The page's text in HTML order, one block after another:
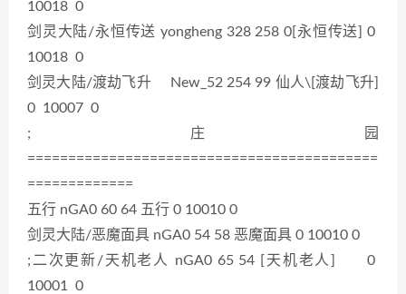
10018 0
剑灵大陆/永恒传送 yongheng 328 258 0[永恒传送] 0
10018 0
剑灵大陆/渡劫飞升 New_52 254 99 仙人\[渡劫飞升]
0 10007 0
;庄园
===========================================
=============
五行 nGA0 60 64 五行 0 10010 0
剑灵大陆/恶魔面具 nGA0 54 58 恶魔面具 0 10010 0
;二次更新/天机老人 nGA0 65 54 [天机老人] 0
10001 0